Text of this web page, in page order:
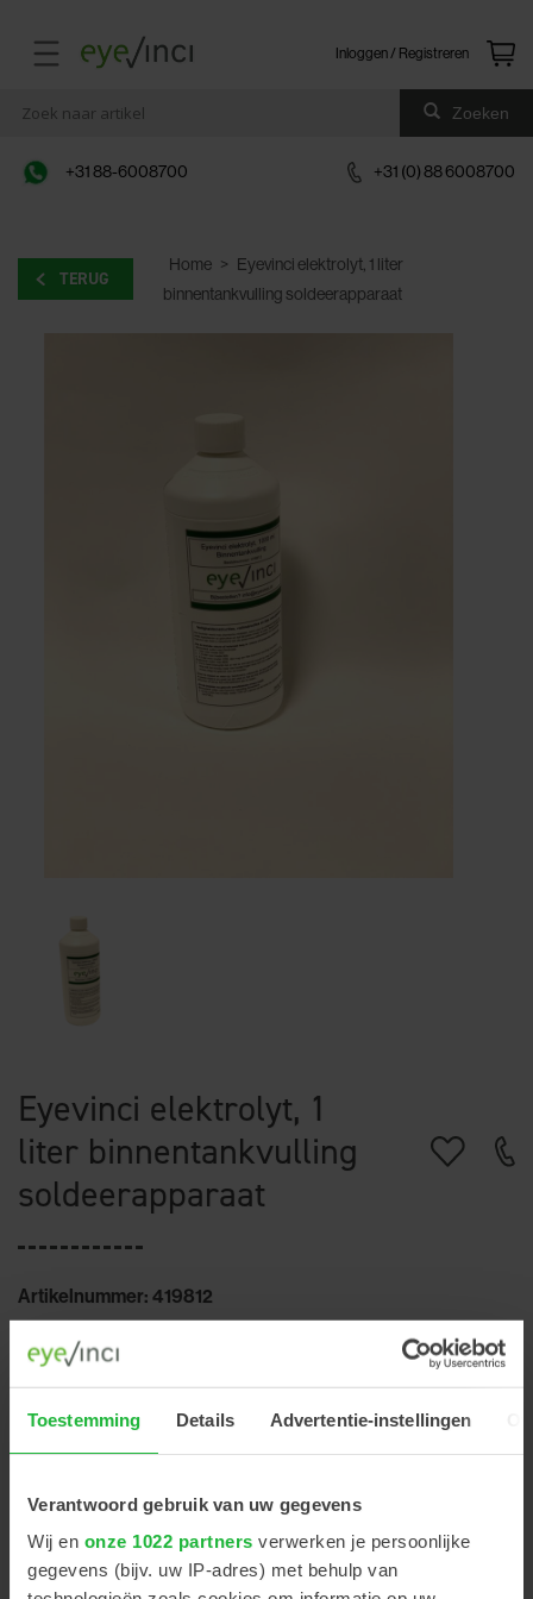
Toestemming Details Advertentie-instellingen
Verantwoord gebruik van uw gegevens
Wij en onze 1022 partners verwerken je persoonlijke
gegevens (bijv. uw IP-adres) met behulp van
Inloggen / Registreren
Zoeken
+31 88-6008700 +31 (0) 88 6008700
TERUG
Home > Eyevinci elektrolyt, 1 liter
binnentankvulling soldeerapparaat
Eyevinci elektrolyt, 1
liter binnentankvulling
soldeerapparaat
Artikelnummer: 419812
€39,00
-